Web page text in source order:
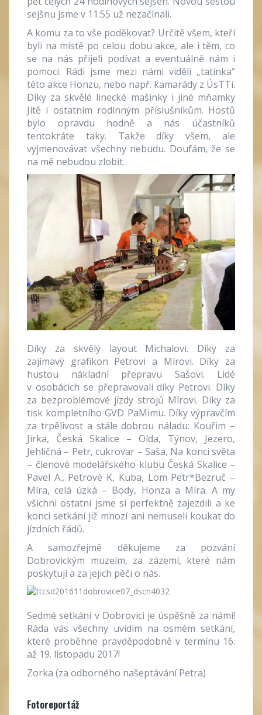
sejšnu jsme v 11:55 už nezačínali.
A komu za to vše poděkovat? Určitě všem, kteří
byli na místě po celou dobu akce, ale i těm, co
se na nás přijeli podívat a eventuálně nám i
pomoci. Rádi jsme mezi námi viděli „tatínka“
této akce Honzu, nebo např. kamarády z ÚsTTí.
Díky za skvělé linecké mašinky i jiné mňamky
Jítě i ostatním rodinným příslušníkům. Hostů
bylo opravdu hodně a nás účastníků
tentokráte taky. Takže díky všem, ale
vyjmenovávat všechny nebudu. Doufám, že se
na mě nebudou zlobit.
Díky za skvělý layout Michalovi. Díky za
zajímavý grafikon Petrovi a Mírovi. Díky za
hustou nákladní přepravu Sašovi. Lidé
v osobácích se přepravovali díky Petrovi. Díky
za bezproblémové jízdy strojů Mírovi. Díky za
tisk kompletního GVD PaMimu. Díky výpravčím
za trpělivost a stále dobrou náladu: Kouřim –
Jirka, Česká Skalice – Olda, Týnov, Jezero,
Jehličná – Petr, cukrovar – Saša, Na konci světa
– členové modelářského klubu Česká Skalice –
Pavel A., Petrové K, Kuba, Lom Petr*Bezruč –
Míra, celá úzká – Body, Honza a Míra. A my
všichni ostatní jsme si perfektně zajezdili a ke
konci setkání již mnozí ani nemuseli koukat do
jízdních řádů.
A samozřejmě děkujeme za pozvání
Dobrovickým muzeím, za zázemí, které nám
poskytují a za jejich péči o nás.
Sedmé setkání v Dobrovici je úspěšně za námi!
Ráda vás všechny uvidím na osmém setkání,
které proběhne pravděpodobně v termínu 16.
až 19. listopadu 2017!
Zorka (za odborného našeptávání Petra)
Fotoreportáž